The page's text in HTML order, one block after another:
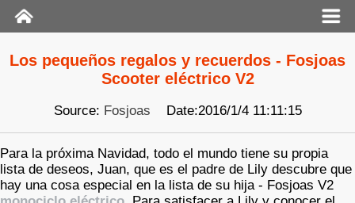
Los pequeños regalos y recuerdos - Fosjoas
Scooter eléctrico V2
Source: Fosjoas Date:2016/1/4 11:11:15
Para la próxima Navidad, todo el mundo tiene su propia
lista de deseos, Juan, que es el padre de Lily descubre que
hay una cosa especial en la lista de su hija - Fosjoas V2